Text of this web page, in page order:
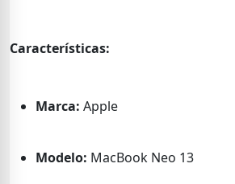
Características:
Marca: Apple
Modelo: MacBook Neo 13